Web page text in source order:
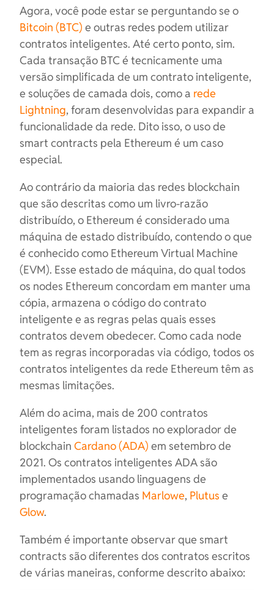
Agora, você pode estar se perguntando se o
Bitcoin (BTC) e outras redes podem utilizar
contratos inteligentes. Até certo ponto, sim.
Cada transação BTC é tecnicamente uma
versão simplificada de um contrato inteligente,
e soluções de camada dois, como a rede
Lightning, foram desenvolvidas para expandir a
funcionalidade da rede. Dito isso, o uso de
smart contracts pela Ethereum é um caso
especial.
Ao contrário da maioria das redes blockchain
que são descritas como um livro-razão
distribuído, o Ethereum é considerado uma
máquina de estado distribuído, contendo o que
é conhecido como Ethereum Virtual Machine
(EVM). Esse estado de máquina, do qual todos
os nodes Ethereum concordam em manter uma
cópia, armazena o código do contrato
inteligente e as regras pelas quais esses
contratos devem obedecer. Como cada node
tem as regras incorporadas via código, todos os
contratos inteligentes da rede Ethereum têm as
mesmas limitações.
Além do acima, mais de 200 contratos
inteligentes foram listados no explorador de
blockchain Cardano (ADA) em setembro de
2021. Os contratos inteligentes ADA são
implementados usando linguagens de
programação chamadas Marlowe, Plutus e
Glow.
Também é importante observar que smart
contracts são diferentes dos contratos escritos
de várias maneiras, conforme descrito abaixo: